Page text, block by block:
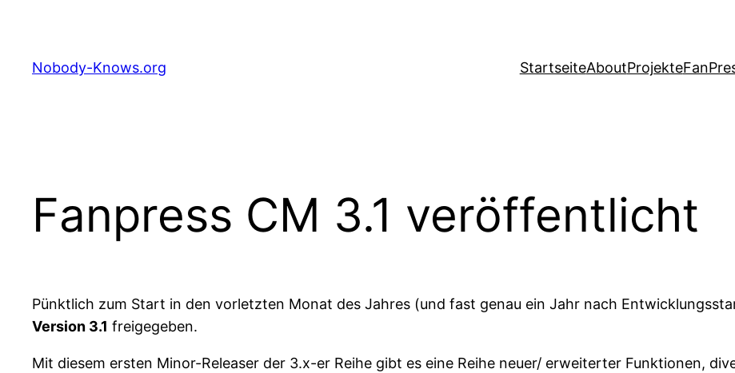
springen
Nobody-Knows.org StartseiteAboutProjekte
Fanpress CM 3.1 veröffentlicht
Pünktlich zum Start in den vorletzten Monat des Jahres (und fast genau ein Jahr nach
Version 3.1 freigegeben.
Mit diesem ersten Minor-Releaser der 3.x-er Reihe gibt es eine Reihe neuer/ erweiterter Funktionen,